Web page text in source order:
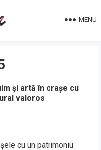
MENU
și artă în orașe cu
valoros
cu un patrimoniu